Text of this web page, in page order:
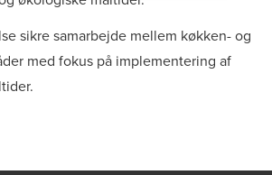
sikre samarbejde mellem køkken- og
med fokus på implementering af